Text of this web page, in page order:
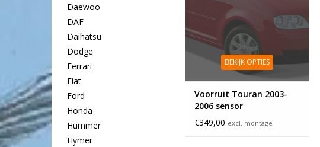
Daewoo
DAF
Daihatsu
Dodge
Ferrari
Fiat
Ford
Honda
Hummer
Hymer
BEKIJK OPTIES
Voorruit Touran 2003-
2006 sensor
€349,00 excl. montage